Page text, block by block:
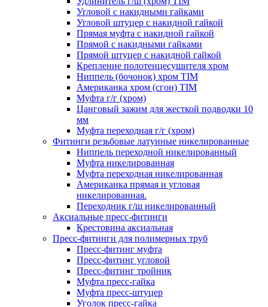
Угловой с накидными гайками
Угловой штуцер с накидной гайкой
Прямая муфта с накидной гайкой
Прямой с накидными гайками
Прямой штуцер с накидной гайкой
Крепление полотенцесушителя хром
Ниппель (бочонок) хром TIM
Американка хром (сгон) TIM
Муфта г/г (хром)
Цанговый зажим для жесткой подводки 10
мм
Муфта переходная г/г (хром)
Фитинги резьбовые латунные никелированные
Ниппель переходной никелированный
Муфта никелированная
Муфта переходная никелированная
Американка прямая и угловая
никелированная.
Переходник г/ш никелированный
Аксиальные пресс-фитинги
Крестовина аксиальная
Пресс-фитинги для полимерных труб
Пресс-фитинг муфта
Пресс-фитинг угловой
Пресс-фитинг тройник
Муфта пресс-гайка
Муфта пресс-штуцер
Уголок пресс-гайка